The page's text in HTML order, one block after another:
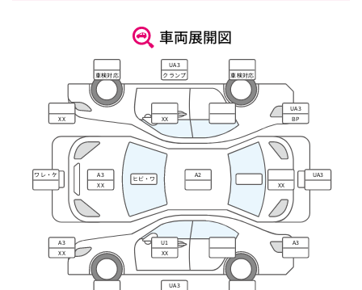
車両展開図
車検対応
UA3
クランプ 車検対応
XX XX
UA3
BP
ワレ・ケ
ズレ
A3
XX
ヒビ・ワ
レ・キズ
A2
XX
UA3
A3
XX
U1
XX
A3
UA3